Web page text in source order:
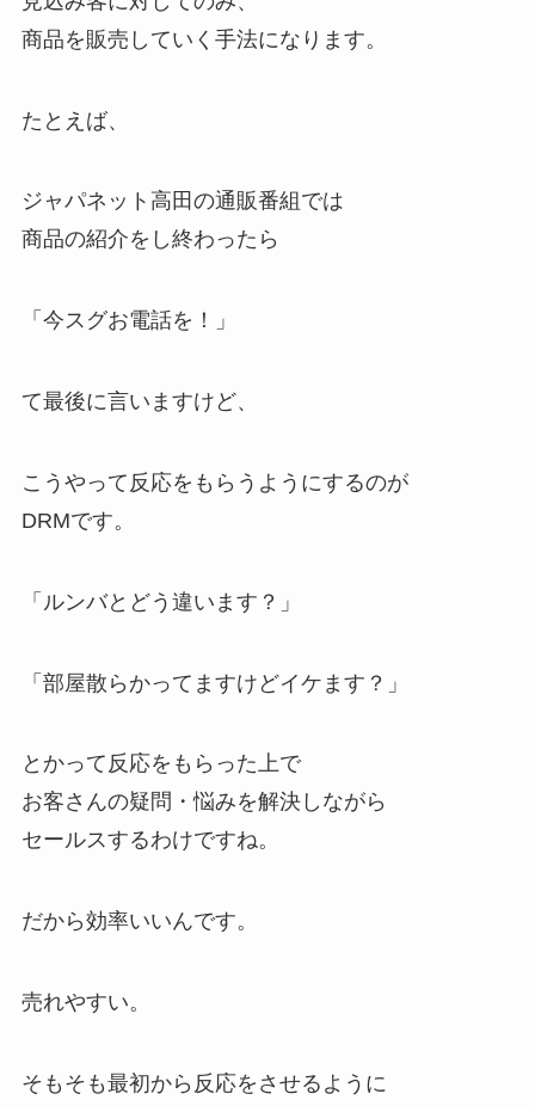
商品を販売していく手法になります。
たとえば、
ジャパネット高田の通販番組では
商品の紹介をし終わったら
「今スグお電話を！」
て最後に言いますけど、
こうやって反応をもらうようにするのが
DRMです。
「ルンバとどう違います？」
「部屋散らかってますけどイケます？」
とかって反応をもらった上で
お客さんの疑問・悩みを解決しながら
セールスするわけですね。
だから効率いいんです。
売れやすい。
そもそも最初から反応をさせるように